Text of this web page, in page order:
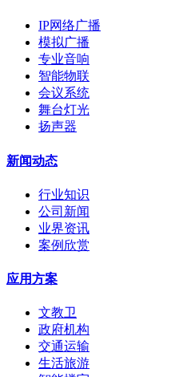
IP网络广播
模拟广播
专业音响
智能物联
会议系统
舞台灯光
扬声器
新闻动态
行业知识
公司新闻
业界资讯
案例欣赏
应用方案
文教卫
政府机构
交通运输
生活旅游